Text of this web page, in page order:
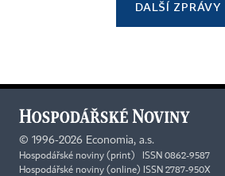
DALŠÍ ZPRÁVY
© 1996-2026 Economia, a.s.
Hospodářské noviny (print) ISSN 0862-9587
Hospodářské noviny (online) ISSN 2787-950X